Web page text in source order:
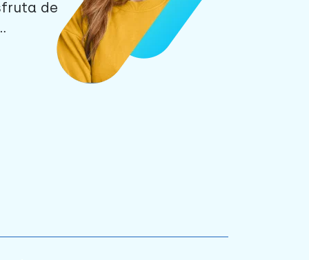
de